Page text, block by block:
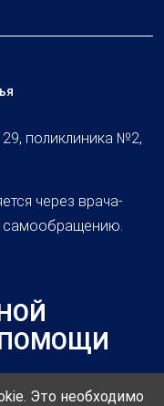
поликлиника №2,
через врача-
самообращению.
ПОМОЩИ
Это необходимо